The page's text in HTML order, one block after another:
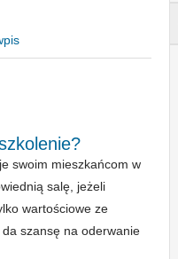
swoim mieszkańcom w
salę, jeżeli
wartościowe ze
szansę na oderwanie